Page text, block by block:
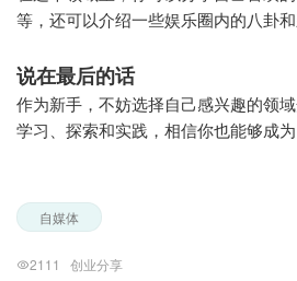
等，还可以介绍一些娱乐圈内的八卦和
说在最后的话
作为新手，不妨选择自己感兴趣的领
学习、探索和实践，相信你也能够成为
自媒体
2111 创业分享